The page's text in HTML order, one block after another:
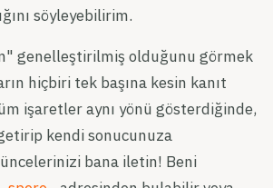
söyleyebilirim.
genelleştirilmiş olduğunu görmek
hiçbiri tek başına kesin kanıt
işaretler aynı yönü gösterdiğinde,
kendi sonucunuza
bana iletin! Beni